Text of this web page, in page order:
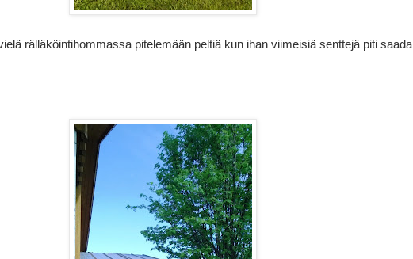
rälläköintihommassa pitelemään peltiä kun ihan viimeisiä senttejä piti saada